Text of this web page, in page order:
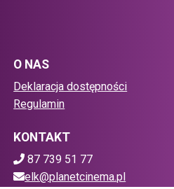
O NAS
Deklaracja dostępności
Regulamin
KONTAKT
87 739 51 77
elk@planetcinema.pl